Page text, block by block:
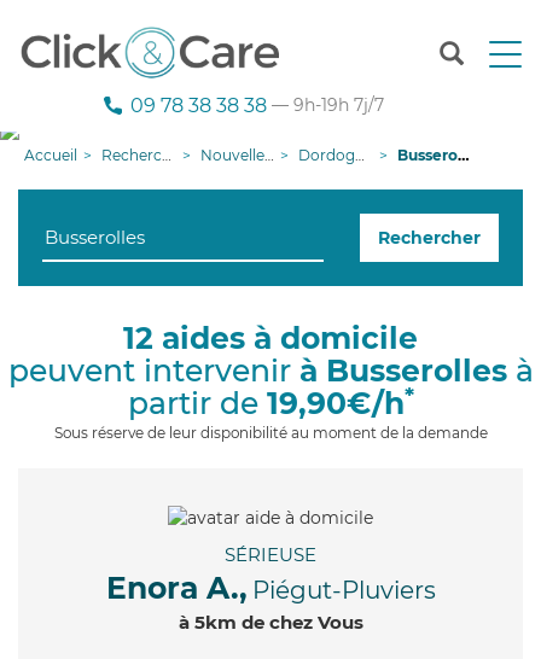
T
n
g
i
09 78 38 38 38 — 9h-19h 7j/7
Accueil Recherche aide à domicile Nouvelle-Aquitaine Dordogne Busserolles
Rechercher
12 aides à domicile
peuvent intervenir à Busserollesà
partir de 19,90€/h*
Sous réserve de leur disponibilité au moment de la demande
SÉRIEUSE
Enora A., Piégut-Pluviers
à 5km de chez Vous